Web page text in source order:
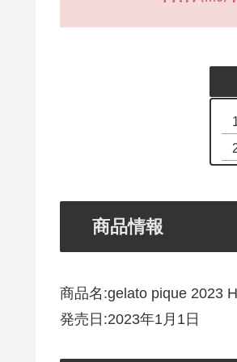
商品情報
商品名:gelato pique 2023
発売日:2023年1月1日